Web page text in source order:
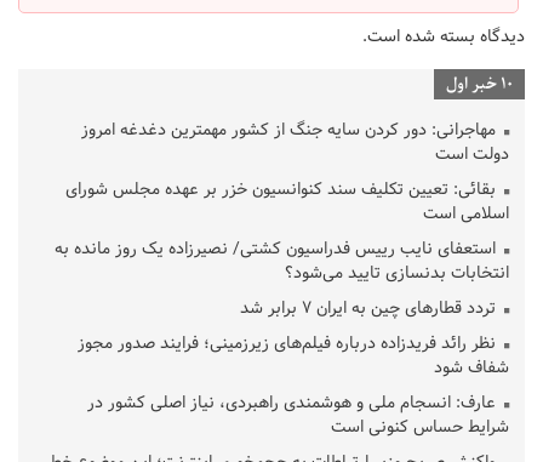
دیدگاه بسته شده است.
10 خبر اول
مهاجرانی: دور کردن سایه جنگ از کشور مهمترین دغدغه امروز
دولت است
بقائی: تعیین تکلیف سند کنوانسیون خزر بر عهده مجلس شورای
اسلامی است
استعفای نایب رییس فدراسیون کشتی/ نصیرزاده یک روز مانده به
انتخابات بدنسازی تایید می‌شود؟
تردد قطارهای چین به ایران ۷ برابر شد
نظر رائد فریدزاده درباره فیلم‌های زیرزمینی؛ فرایند صدور مجوز
شفاف شود
عارف: انسجام ملی و هوشمندی راهبردی، نیاز اصلی کشور در
شرایط حساس کنونی است